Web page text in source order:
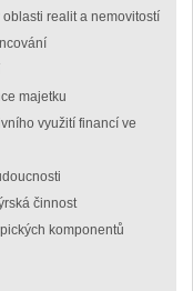
realit a nemovitostí
majetku
využití financí ve
činnost
komponentů